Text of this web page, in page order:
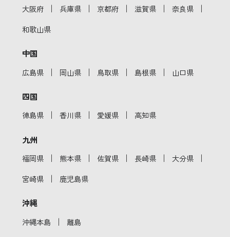
大阪府 ｜ 兵庫県 ｜ 京都府 ｜ 滋賀県 ｜ 奈良県 ｜
和歌山県
中国
広島県 ｜ 岡山県 ｜ 鳥取県 ｜ 島根県 ｜ 山口県
四国
徳島県 ｜ 香川県 ｜ 愛媛県 ｜ 高知県
九州
福岡県 ｜ 熊本県 ｜ 佐賀県 ｜ 長崎県 ｜ 大分県 ｜
宮崎県 ｜ 鹿児島県
沖縄
沖縄本島 ｜ 離島